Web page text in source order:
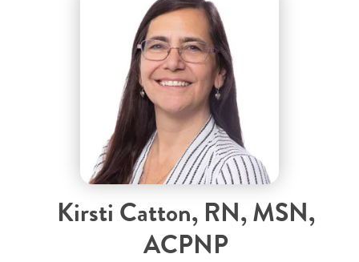
Kirsti Catton, RN, MSN,
ACPNP